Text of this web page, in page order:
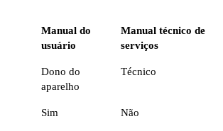
Manual do
usuário
Manual técnico de
serviços
Dono do
aparelho
Técnico
Sim Não